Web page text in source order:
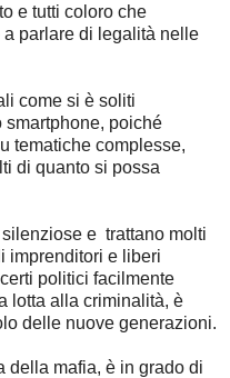
e tutti coloro che
parlare di legalità nelle
come si è soliti
poiché
tematiche complesse,
di quanto si possa
e trattano molti
imprenditori e liberi
politici facilmente
lotta alla criminalità, è
delle nuove generazioni.
della mafia, è in grado di